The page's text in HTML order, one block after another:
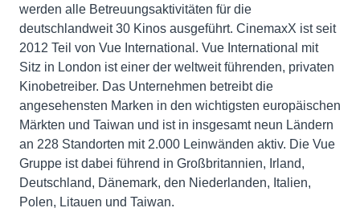
werden alle Betreuungsaktivitäten für die
deutschlandweit 30 Kinos ausgeführt. CinemaxX ist seit
2012 Teil von Vue International. Vue International mit
Sitz in London ist einer der weltweit führenden, privaten
Kinobetreiber. Das Unternehmen betreibt die
angesehensten Marken in den wichtigsten europäischen
Märkten und Taiwan und ist in insgesamt neun Ländern
an 228 Standorten mit 2.000 Leinwänden aktiv. Die Vue
Gruppe ist dabei führend in Großbritannien, Irland,
Deutschland, Dänemark, den Niederlanden, Italien,
Polen, Litauen und Taiwan.